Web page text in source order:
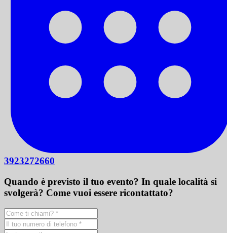
3923272660
Quando è previsto il tuo evento? In quale località si
svolgerà? Come vuoi essere ricontattato?